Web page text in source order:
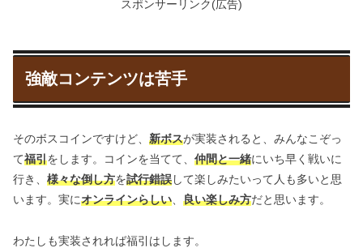
スポンサーリンク(広告)
強敵コンテンツは苦手
そのボスコインですけど、 新ボスが実装されると、みんなこぞっ
て福引をします。コインを当てて、 仲間と一緒にいち早く戦いに
行き、 様々な倒し方を試行錯誤して楽しみたいって人も多いと思
います。実にオンラインらしい、 良い楽しみ方だと思います。
わたしも実装されれば福引はします。